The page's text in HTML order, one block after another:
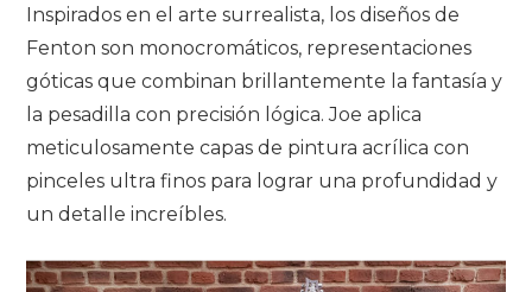
Inspirados en el arte surrealista, los diseños de
Fenton son monocromáticos, representaciones
góticas que combinan brillantemente la fantasía y
la pesadilla con precisión lógica. Joe aplica
meticulosamente capas de pintura acrílica con
pinceles ultra finos para lograr una profundidad y
un detalle increíbles.